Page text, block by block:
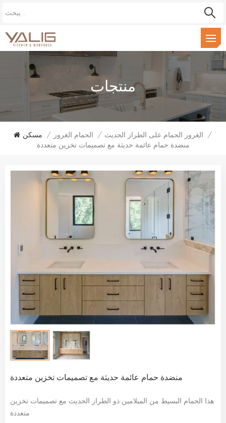
منتجات
مسكن / الحمام الغرور / الغرور الحمام على الطراز الحديث /
منضدة حمام عائمة حديثة مع تصميمات تخزين متعددة
منضدة حمام عائمة حديثة مع تصميمات تخزين متعددة
هذا الحمام البسيط من الميلامين ذو الطراز الحديث مع تصميمات تخزين
متعددة